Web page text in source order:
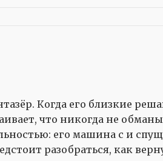
Когда его близкие
что никогда не
его машина с и
разобраться, как